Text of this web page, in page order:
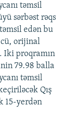
təmsil
sərbəst rəqs
edən bu
cü, orijinal
Iki proqramın
79.98 balla
təmsil
Qış
15-yerdən